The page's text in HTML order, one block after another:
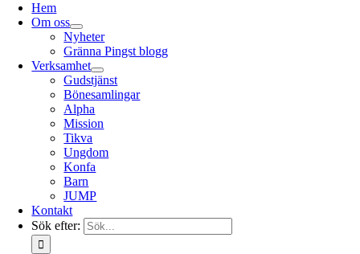
Hem
Om oss
Nyheter
Gränna Pingst blogg
Verksamhet
Gudstjänst
Bönesamlingar
Alpha
Mission
Tikva
Ungdom
Konfa
Barn
JUMP
Kontakt
Sök efter: